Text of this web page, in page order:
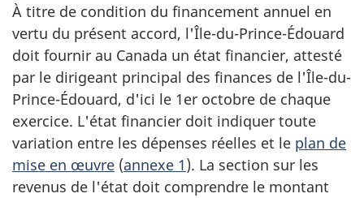
À titre de condition du financement annuel en
vertu du présent accord, l'Île-du-Prince-Édouard
doit fournir au Canada un état financier, attesté
par le dirigeant principal des finances de l'Île-du-
Prince-Édouard, d'ici le 1er octobre de chaque
exercice. L'état financier doit indiquer toute
variation entre les dépenses réelles et le plan de
mise en œuvre (annexe 1). La section sur les
revenus de l'état doit comprendre le montant